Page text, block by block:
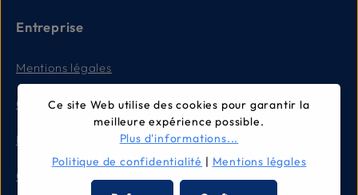
Entreprise
Mentions légales
Conditions générales
Politique de confidentialité
Contact
Ce site Web utilise des cookies pour garantir la
meilleure expérience possible.
Plus d'informations...
Politique de confidentialité | Mentions légales